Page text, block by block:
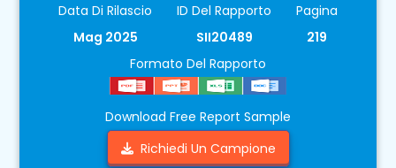
Data Di Rilascio
Mag 2025
ID Del Rapporto
SII20489
Pagina
219
Formato Del Rapporto
Download Free Report Sample
Richiedi Un Campione